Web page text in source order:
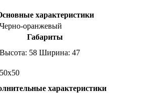
характеристики
Черно-оранжевый
Габариты
Высота: 58 Ширина: 47
50х50
характеристики